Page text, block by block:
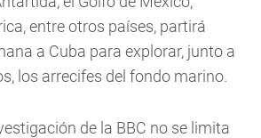
entre otros países, partirá
a Cuba para explorar, junto a
los arrecifes del fondo marino.
de la BBC no se limita